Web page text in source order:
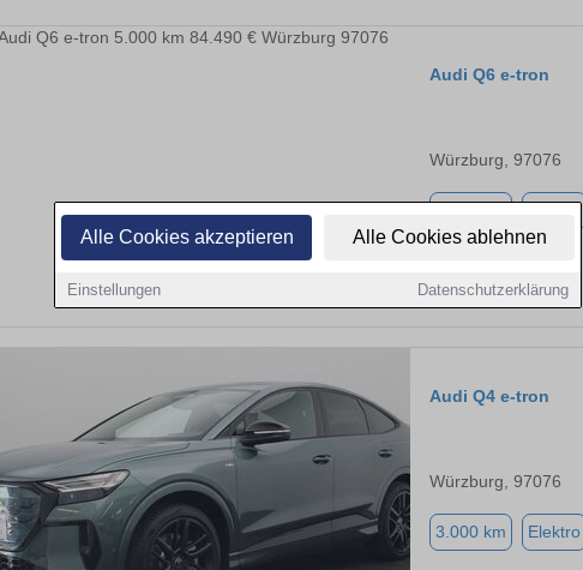
Alle Cookies akzeptieren Alle Cookies ablehnen
Einstellungen Datenschutzerklärung
Audi Q6 e-tron
Würzburg, 97076
Elektro
Audi Q4 e-tron
Würzburg, 97076
3.000 km Elektro